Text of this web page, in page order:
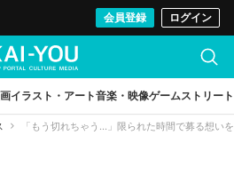
会員登録 ログイン
イラスト・アート音楽・映像ゲームストリート
「もう切れちゃう…」限られた時間で募る想い